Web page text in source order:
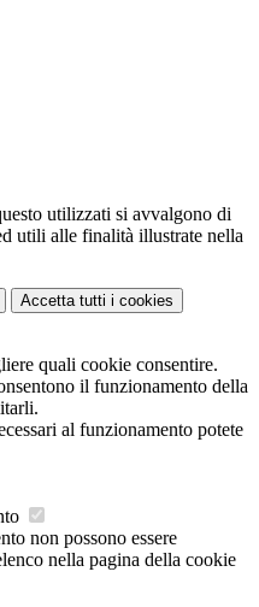
utilizzati si avvalgono di
utili alle finalità illustrate nella
Accetta tutti i cookies
quali cookie consentire.
il funzionamento della
al funzionamento potete
non possono essere
nella pagina della cookie